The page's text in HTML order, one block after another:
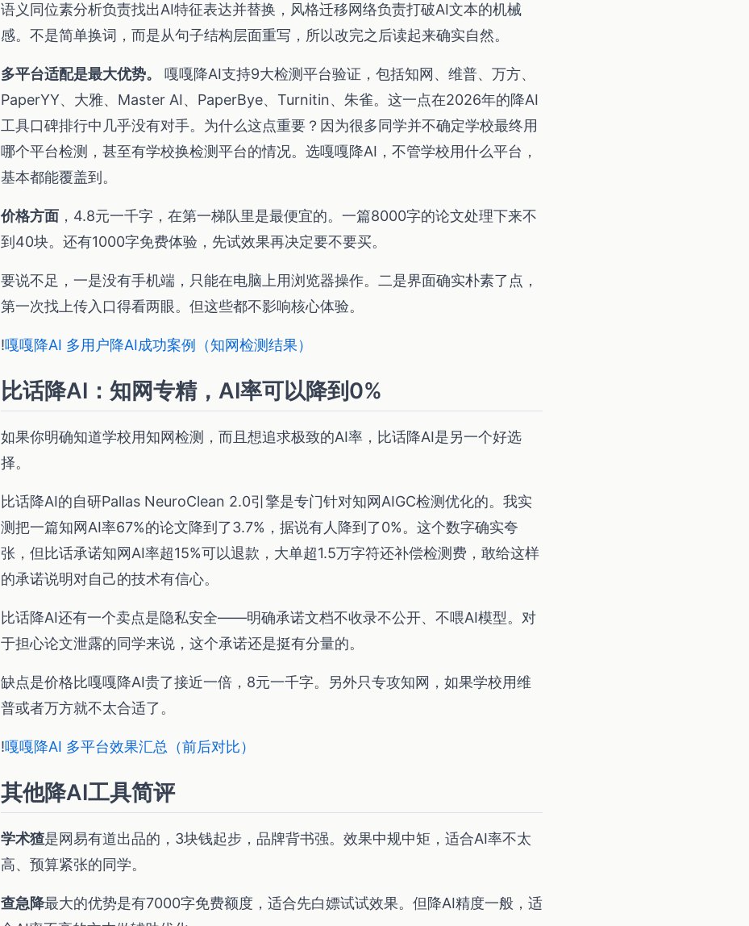
语义同位素分析负责找出AI特征表达并替换，风格迁移网络负责打破AI文本的机械
感。不是简单换词，而是从句子结构层面重写，所以改完之后读起来确实自然。
多平台适配是最大优势。
嘎嘎降AI支持9大检测平台验证，包括知网、维普、万方、
PaperYY、大雅、Master AI、PaperBye、Turnitin、朱雀。这一点在2026年的降AI
工具口碑排行中几乎没有对手。为什么这点重要？因为很多同学并不确定学校最终用
哪个平台检测，甚至有学校换检测平台的情况。选嘎嘎降AI，不管学校用什么平台，
基本都能覆盖到。
价格方面 ，4.8元一千字，在第一梯队里是最便宜的。一篇8000字的论文处理下来不
到40块。还有1000字免费体验，先试效果再决定要不要买。
要说不足，一是没有手机端，只能在电脑上用浏览器操作。二是界面确实朴素了点，
第一次找上传入口得看两眼。但这些都不影响核心体验。
!嘎嘎降AI 多用户降AI成功案例（知网检测结果）
比话降AI：知网专精，AI率可以降到0%
如果你明确知道学校用知网检测，而且想追求极致的AI率，比话降AI是另一个好选
择。
比话降AI的自研Pallas NeuroClean 2.0引擎是专门针对知网AIGC检测优化的。我实
测把一篇知网AI率67%的论文降到了3.7%，据说有人降到了0%。这个数字确实夸
张，但比话承诺知网AI率超15%可以退款，大单超1.5万字符还补偿检测费，敢给这样
的承诺说明对自己的技术有信心。
比话降AI还有一个卖点是隐私安全——明确承诺文档不收录不公开、不喂AI模型。对
于担心论文泄露的同学来说，这个承诺还是挺有分量的。
缺点是价格比嘎嘎降AI贵了接近一倍，8元一千字。另外只专攻知网，如果学校用维
普或者万方就不太合适了。
!嘎嘎降AI 多平台效果汇总（前后对比）
其他降AI工具简评
学术猹是网易有道出品的，3块钱起步，品牌背书强。效果中规中矩，适合AI率不太
高、预算紧张的同学。
查急降最大的优势是有7000字免费额度，适合先白嫖试试效果。但降AI精度一般，适